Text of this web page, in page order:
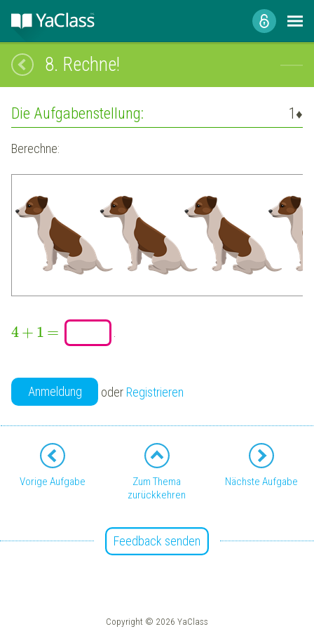
8. Rechne!
Die Aufgabenstellung: 1♦
Berechne:
4+ 1 =
Anmeldung oder Registrieren
Vorige Aufgabe
Zum Thema
zurückkehren
Nächste Aufgabe
Feedback senden
Copyright © 2026 YaClass